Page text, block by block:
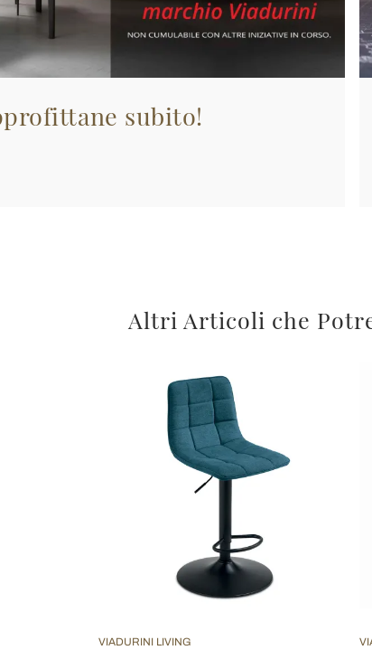
subito!
Altri Articoli che
VIADURINI LIVING